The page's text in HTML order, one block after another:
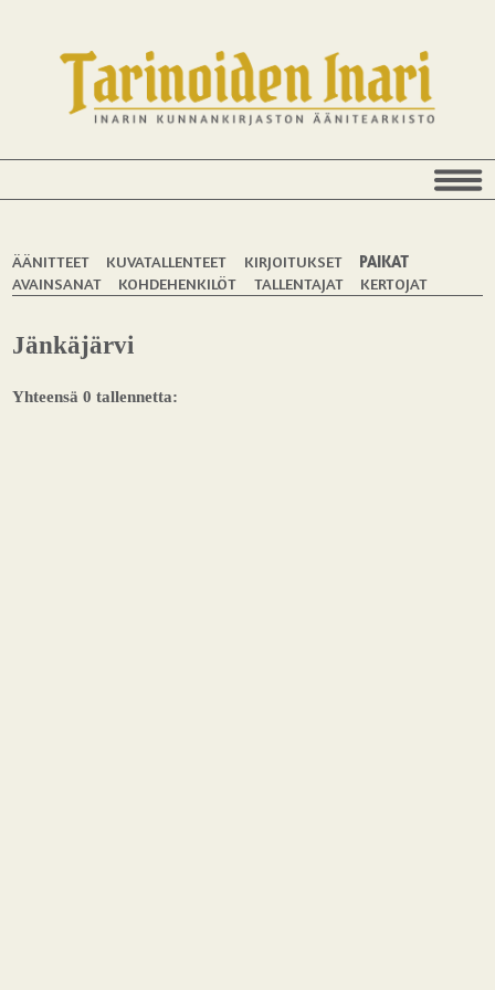
ÄÄNITTEET KUVATALLENTEET KIRJOITUKSET
PAIKAT
AVAINSANAT
KOHDEHENKILÖT TALLENTAJAT KERTOJAT
Jänkäjärvi
Yhteensä 0 tallennetta: